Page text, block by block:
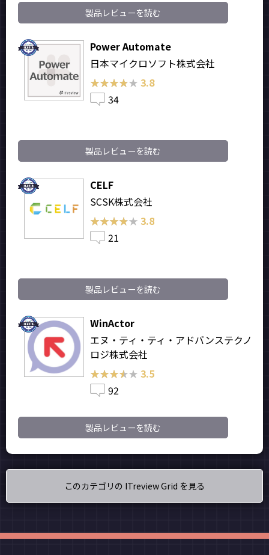
製品レビューを読む
Power Automate
日本マイクロソフト株式会社
★★★★★
★★★★★ 3.8
34
製品レビューを読む
CELF
SCSK株式会社
★★★★★
★★★★★ 3.8
21
製品レビューを読む
WinActor
エヌ・ティ・ティ・アドバンステクノ
ロジ株式会社
★★★★★
★★★★★ 3.5
92
製品レビューを読む
このカテゴリの ITreview Grid を見る